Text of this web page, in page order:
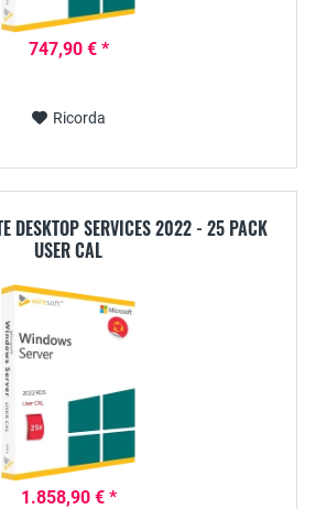
747,90 € *
Ricorda
DESKTOP SERVICES 2022 - 25 PACK
USER CAL
1.858,90 € *